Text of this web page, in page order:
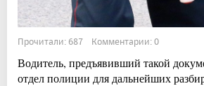
Прочитали: 687 Комментарии: 0
Водитель, предъявивший такой
отдел полиции для дальнейших